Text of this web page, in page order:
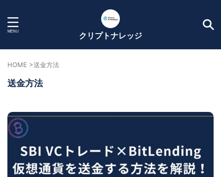
クリプトナレッジ
HOME >送金方法
送金方法